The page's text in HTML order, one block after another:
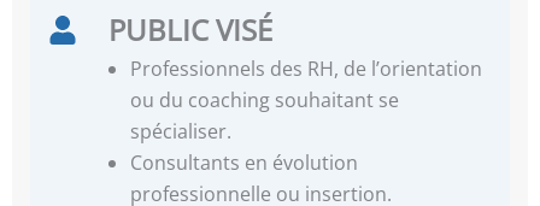
PUBLIC VISÉ
Professionnels des RH, de l’orientation
ou du coaching souhaitant se
spécialiser.
Consultants en évolution
professionnelle ou insertion.